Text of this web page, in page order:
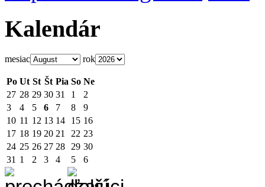
Kalendár
mesiac rok
Po Ut St Št Pia So Ne
27 28 29 30 31 1
2
3
4 5 6 7 8
9
10 11 12 13 14 15 16
17 18 19 20 21 22 23
24 25 26 27 28 29 30
31 1 2 3 4 5 6